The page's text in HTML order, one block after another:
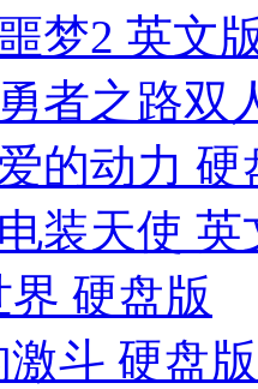
梦2 英文
者之路双
的动力 硬
装天使 英
硬盘版
斗 硬盘版